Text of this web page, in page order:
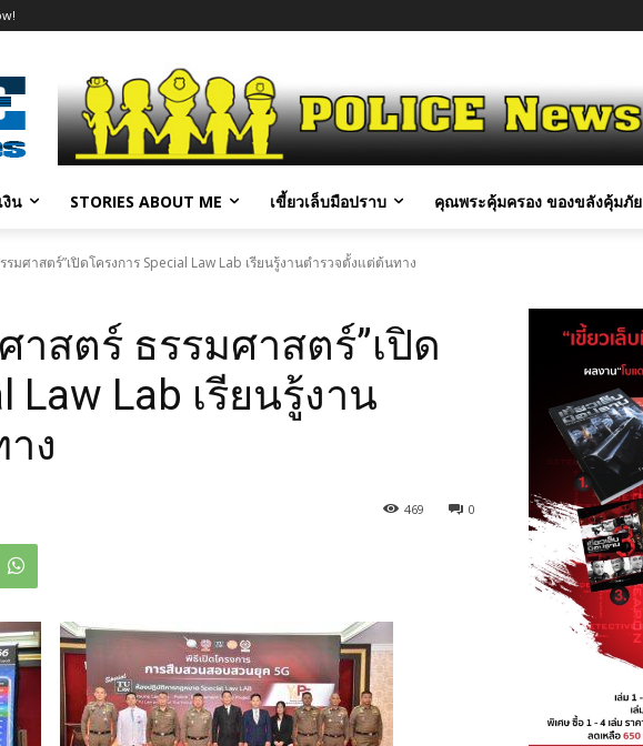
งิน STORIES ABOUT ME เขี้ยวเล็บมือปราบ คุณพระคุ้มครอง ของขลังคุ้มภัย
มศาสตร์”เปิดโครงการ Special Law Lab เรียนรู้งานตำรวจตั้งแต่ต้นทาง
สตร์ ธรรมศาสตร์”เปิด
Law Lab เรียนรู้งาน
ง
0
469